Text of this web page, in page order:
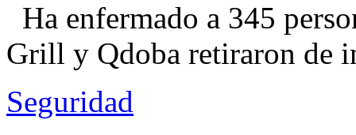
Ha enfermado a 345
Grill y Qdoba retiraron de
Seguridad